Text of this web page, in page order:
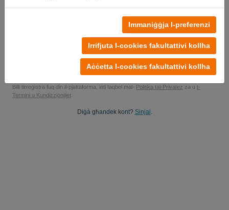
Immaniġġja l-preferenzi
Irrifjuta l-cookies fakultattivi kollha
Aċċetta l-cookies fakultattivi kollha
Ibda l-prova b'xejn tiegħek
L-ebda karta ta' kreditu meħtieġa
L-ebda kordi mwaħħla! 100% mingħajr impenn
Id-dejta tiegħek hija 100% sigura
Billi tirreġistra fuq din il-pjattaforma, inti taqbel mal- Politika tal-Privatez za u t-
Termini u Kundizzjonijiet
Diġà għandek kont? Sinjal .